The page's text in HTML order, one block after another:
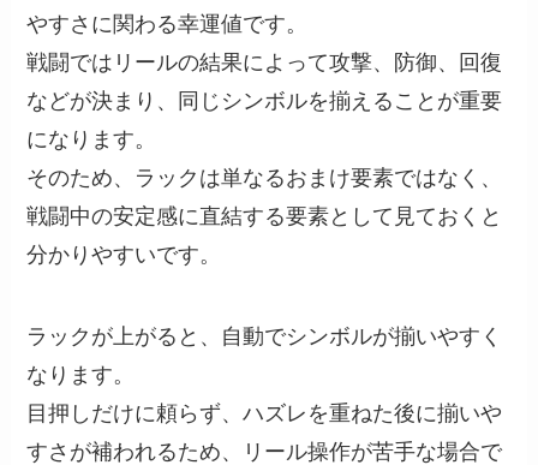
やすさに関わる幸運値です。
戦闘ではリールの結果によって攻撃、防御、回復
などが決まり、同じシンボルを揃えることが重要
になります。
そのため、ラックは単なるおまけ要素ではなく、
戦闘中の安定感に直結する要素として見ておくと
分かりやすいです。
ラックが上がると、自動でシンボルが揃いやすく
なります。
目押しだけに頼らず、ハズレを重ねた後に揃いや
すさが補われるため、リール操作が苦手な場合で